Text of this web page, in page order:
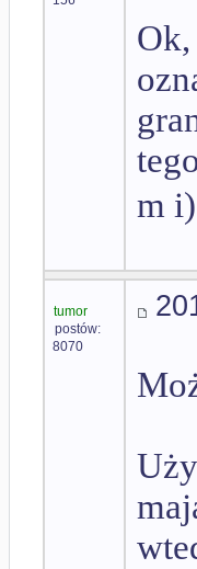
m
tumor
postów:
8070